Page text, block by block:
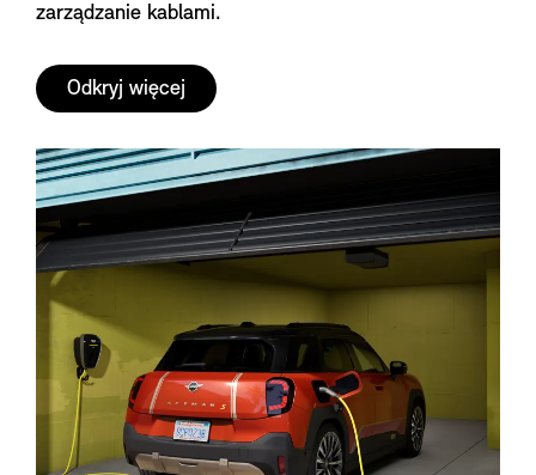
zarządzanie kablami.
Odkryj więcej